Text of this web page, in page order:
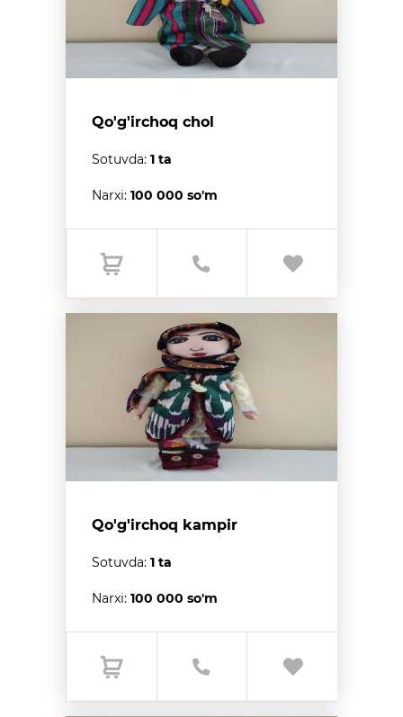
Qo'g'irchoq chol
Sotuvda: 1 ta
Narxi: 100 000 so'm
Qo'g'irchoq kampir
Sotuvda: 1 ta
Narxi: 100 000 so'm